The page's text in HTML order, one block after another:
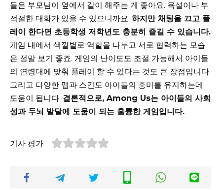
들은 부모님이 옆에서 같이 해주는 게 좋아요. 욕설이나 부
적절한 대화가 있을 수 있으니까요. 하지만 채팅을 끄고 플
레이 한다면 초등학생 저학년도 충분히 즐길 수 있습니다.
게임 내에서 색깔별로 역할을 나누고 서로 협력하는 모습
은 정말 보기 좋죠. 게임의 난이도도 조절 가능해서 아이들
의 연령대에 맞춰 플레이 할 수 있다는 것도 큰 장점입니다.
그리고 다양한 맵과 스킨도 아이들의 흥미를 유지하는데
도움이 됩니다. 결론적으로, Among Us는 아이들의 사회
성과 두뇌 발달에 도움이 되는 훌륭한 게임입니다.
기사 평가